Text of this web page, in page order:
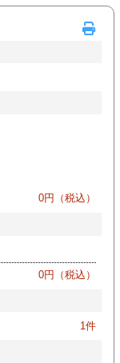
0円（税込）
0円（税込）
1件